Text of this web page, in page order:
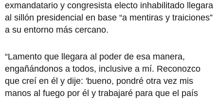
exmandatario y congresista electo inhabilitado llegara
al sillón presidencial en base “a mentiras y traiciones”
a su entorno más cercano.
“Lamento que llegara al poder de esa manera,
engañándonos a todos, inclusive a mí. Reconozco
que creí en él y dije: 'bueno, pondré otra vez mis
manos al fuego por él y trabajaré para que el país